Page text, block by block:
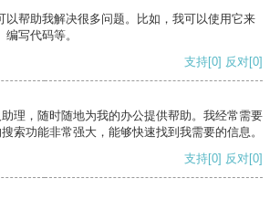
以帮助我解决很多问题。比如，我可以使用它来
写代码等。
支持[0] 反对[0]
理，随时随地为我的办公提供帮助。我经常需要
索功能非常强大，能够快速找到我需要的信息。
支持[0] 反对[0]